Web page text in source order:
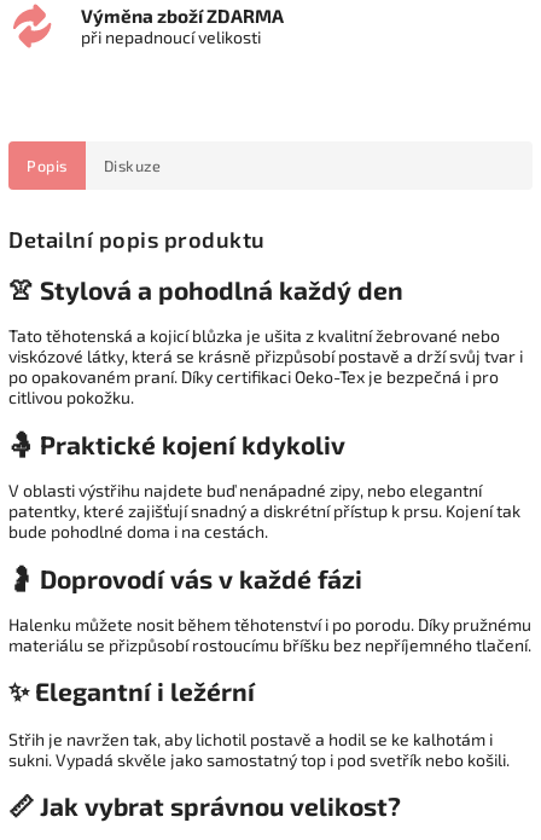
Výměna zboží ZDARMA
při nepadnoucí velikosti
Popis Diskuze
Detailní popis produktu
👚 Stylová a pohodlná každý den
Tato těhotenská a kojicí blůzka je ušita z kvalitní žebrované nebo
viskózové látky, která se krásně přizpůsobí postavě a drží svůj tvar i
po opakovaném praní. Díky certifikaci Oeko-Tex je bezpečná i pro
citlivou pokožku.
🤱 Praktické kojení kdykoliv
V oblasti výstřihu najdete buď nenápadné zipy, nebo elegantní
patentky, které zajišťují snadný a diskrétní přístup k prsu. Kojení tak
bude pohodlné doma i na cestách.
🤰 Doprovodí vás v každé fázi
Halenku můžete nosit během těhotenství i po porodu. Díky pružnému
materiálu se přizpůsobí rostoucímu bříšku bez nepříjemného tlačení.
✨ Elegantní i ležérní
Střih je navržen tak, aby lichotil postavě a hodil se ke kalhotám i
sukni. Vypadá skvěle jako samostatný top i pod svetřík nebo košili.
📏 Jak vybrat správnou velikost?